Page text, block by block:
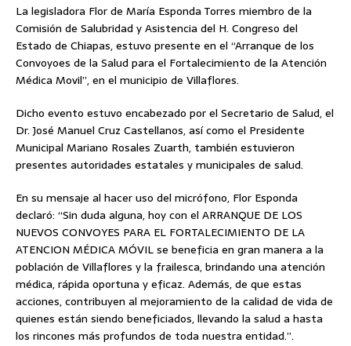
La legisladora Flor de María Esponda Torres miembro de la
Comisión de Salubridad y Asistencia del H. Congreso del
Estado de Chiapas, estuvo presente en el “Arranque de los
Convoyoes de la Salud para el Fortalecimiento de la Atención
Médica Movil”, en el municipio de Villaflores.
Dicho evento estuvo encabezado por el Secretario de Salud, el
Dr. José Manuel Cruz Castellanos, así como el Presidente
Municipal Mariano Rosales Zuarth, también estuvieron
presentes autoridades estatales y municipales de salud.
En su mensaje al hacer uso del micrófono, Flor Esponda
declaró: “Sin duda alguna, hoy con el ARRANQUE DE LOS
NUEVOS CONVOYES PARA EL FORTALECIMIENTO DE LA
ATENCION MÉDICA MÓVIL se beneficia en gran manera a la
población de Villaflores y la frailesca, brindando una atención
médica, rápida oportuna y eficaz. Además, de que estas
acciones, contribuyen al mejoramiento de la calidad de vida de
quienes están siendo beneficiados, llevando la salud a hasta
los rincones más profundos de toda nuestra entidad.”.